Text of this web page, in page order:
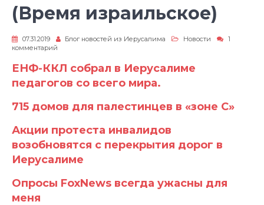
(Время израильское)
07.31.2019 Блог новостей из Иерусалима Новости
1
комментарий
Избранные
новости.
31
—
(Время
израильское)
ЕНФ-ККЛ собрал в Иерусалиме
педагогов со всего мира.
715 домов для палестинцев в «зоне C»
Акции протеста инвалидов
возобновятся с перекрытия дорог в
Иерусалиме
Опросы FoxNews всегда ужасны для
меня